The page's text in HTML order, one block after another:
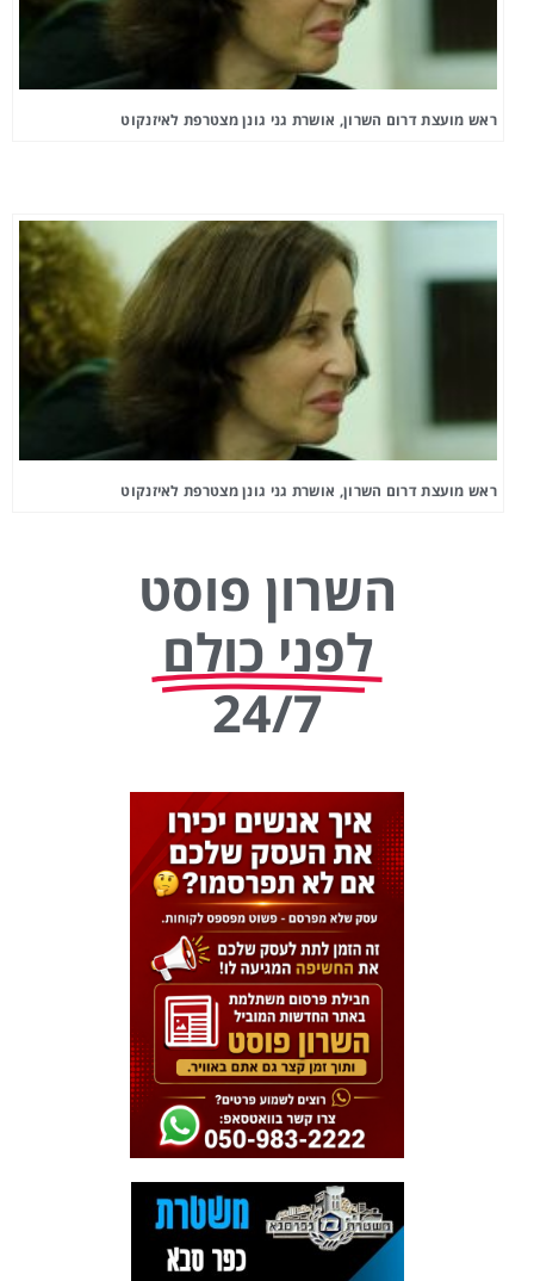
ראש מועצת דרום השרון, אושרת גני גונן מצטרפת לאיזנקוט
ראש מועצת דרום השרון, אושרת גני גונן מצטרפת לאיזנקוט
השרון פוסט
לפני כולם
24/7